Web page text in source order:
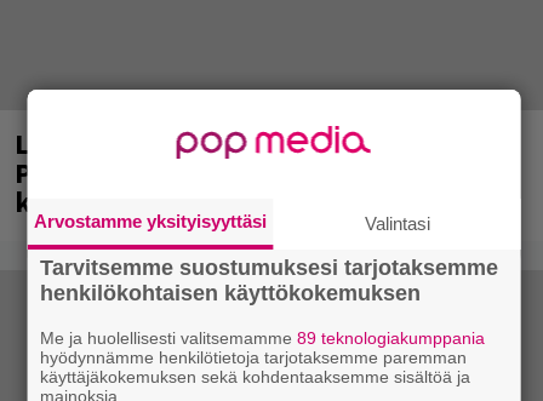
Laittomasta graffitista kiinni jäänyt
Paavo Arhinmäki jälleen spraypullo
kädessä – näitä puolueita ei kiinnosta
Arvostamme yksityisyyttäsi Valintasi
Tarvitsemme suostumuksesi tarjotaksemme
henkilökohtaisen käyttökokemuksen
Me ja huolellisesti valitsemamme 89 teknologiakumppania
hyödynnämme henkilötietoja tarjotaksemme paremman
käyttäjäkokemuksen sekä kohdentaaksemme sisältöä ja
mainoksia.